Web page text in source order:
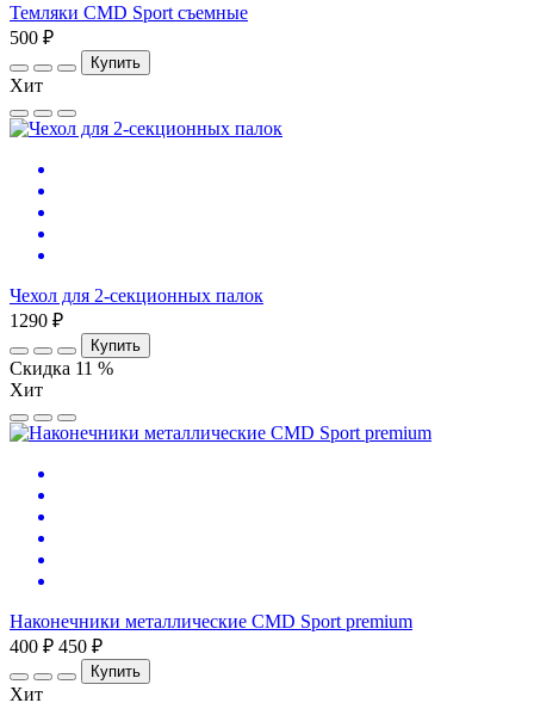
Темляки CMD Sport съемные
500 ₽
Купить
Хит
Чехол для 2-секционных палок
1290 ₽
Купить
Скидка 11 %
Хит
Наконечники металлические CMD Sport premium
400 ₽ 450 ₽
Купить
Хит